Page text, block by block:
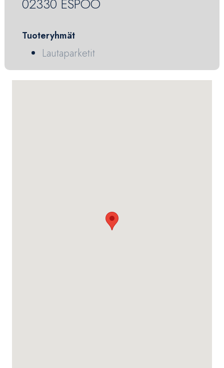
02330 ESPOO
Tuoteryhmät
Lautaparketit